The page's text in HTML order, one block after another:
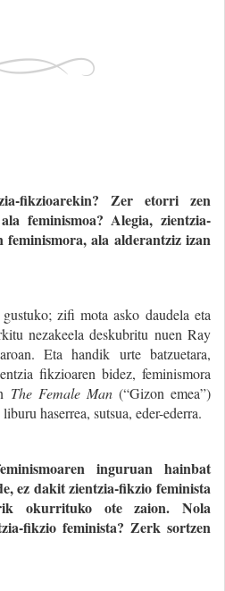
fikzioarekin? Zer etorri zen
feminismoa? Alegia, zientzia-
ala alderantziz izan
zifi mota asko daudela eta
nezakeela deskubritu nuen Ray
Eta handik urte batzuetara,
fikzioaren bidez, feminismora
The Female Man(“Gizon emea”)
haserrea, sutsua, eder-ederra.
inguruan hainbat
ez dakit zientzia-fikzio feminista
okurrituko ote zaion. Nola
fikzio feminista? Zerk sortzen